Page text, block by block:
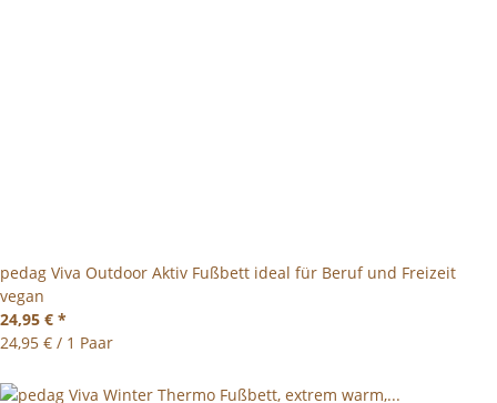
pedag Viva Outdoor Aktiv Fußbett ideal für Beruf und Freizeit
vegan
24,95 € *
24,95 € / 1 Paar